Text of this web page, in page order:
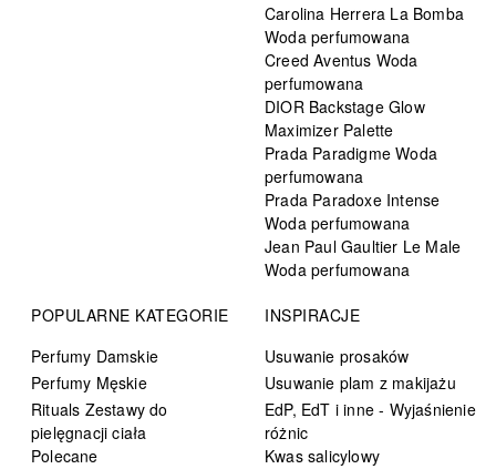
Carolina Herrera La Bomba
Woda perfumowana
Creed Aventus Woda
perfumowana
DIOR Backstage Glow
Maximizer Palette
Prada Paradigme Woda
perfumowana
Prada Paradoxe Intense
Woda perfumowana
Jean Paul Gaultier Le Male
Woda perfumowana
POPULARNE KATEGORIE
Perfumy Damskie
Perfumy Męskie
Rituals Zestawy do
pielęgnacji ciała
Polecane
INSPIRACJE
Usuwanie prosaków
Usuwanie plam z makijażu
EdP, EdT i inne - Wyjaśnienie
różnic
Kwas salicylowy